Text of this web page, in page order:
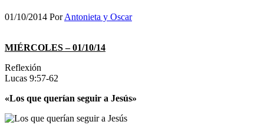
01/10/2014 PorAntonieta y Oscar
MIÉRCOLES – 01/10/14
Reflexión
Lucas 9:57-62
«Los que querían seguir a Jesús»